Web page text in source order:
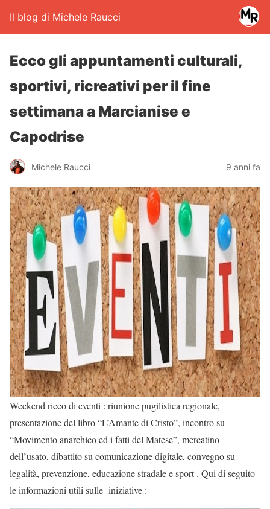
Il blog di Michele Raucci
Ecco gli appuntamenti culturali,
sportivi, ricreativi per il fine
settimana a Marcianise e
Capodrise
Michele Raucci 9 anni fa
Weekend ricco di eventi : riunione pugilistica regionale,
presentazione del libro “L’Amante di Cristo”, incontro su
“Movimento anarchico ed i fatti del Matese”, mercatino
dell’usato, dibattito su comunicazione digitale, convegno su
legalità, prevenzione, educazione stradale e sport . Qui di seguito
le informazioni utili sulle iniziative :